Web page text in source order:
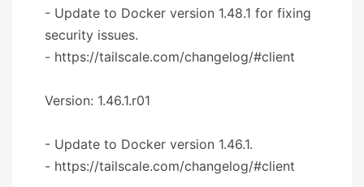
- Update to Docker version 1.48.1 for fixing
security issues.
- https://tailscale.com/changelog/#client
Version: 1.46.1.r01
- Update to Docker version 1.46.1.
- https://tailscale.com/changelog/#client